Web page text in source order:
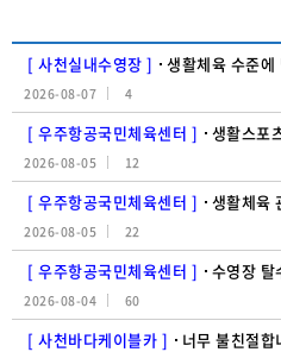
[ 사천실내수영장 ] 생활체육 수준에
2026-08-07 4
[ 우주항공국민체육센터 ] 생활스포
2026-08-05 12
[ 우주항공국민체육센터 ] 생활체육
2026-08-05 22
[ 우주항공국민체육센터 ] 수영장 탈
2026-08-04 60
[ 사천바다케이블카 ] 너무 불친절합